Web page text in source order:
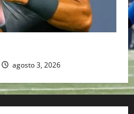
agosto 3, 2026